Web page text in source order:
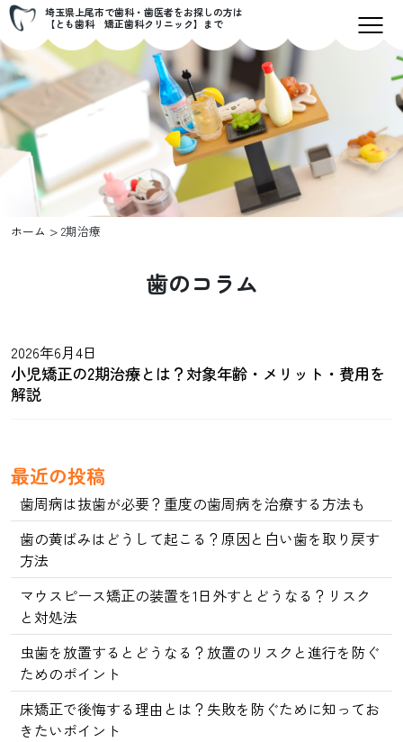
埼玉県上尾市で歯科・歯医者をお探しの方は
【とも歯科 矯正歯科クリニック】まで
ホーム > 2期治療
歯のコラム
2026年6月4日
小児矯正の2期治療とは？対象年齢・メリット・費用を
解説
最近の投稿
歯周病は抜歯が必要？重度の歯周病を治療する方法も
歯の黄ばみはどうして起こる？原因と白い歯を取り戻す
方法
マウスピース矯正の装置を1日外すとどうなる？リスク
と対処法
虫歯を放置するとどうなる？放置のリスクと進行を防ぐ
ためのポイント
床矯正で後悔する理由とは？失敗を防ぐために知ってお
きたいポイント